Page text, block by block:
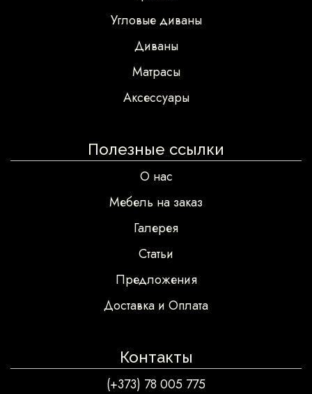
Угловые диваны
Диваны
Матрасы
Аксессуары
Полезные ссылки
О нас
Мебель на заказ
Галерея
Статьи
Предложения
Доставка и Оплата
Контакты
(+373) 78 005 775